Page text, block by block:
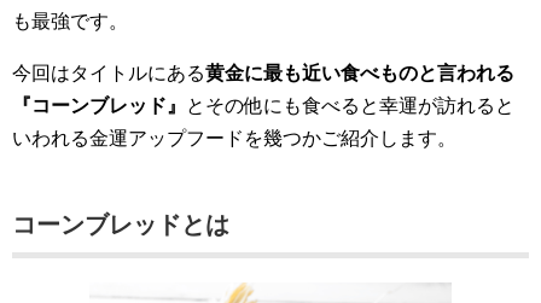
も最強です。
今回はタイトルにある黄金に最も近い食べものと言われる
『コーンブレッド』
とその他にも食べると幸運が訪れると
いわれる金運アップフードを幾つかご紹介します。
コーンブレッドとは